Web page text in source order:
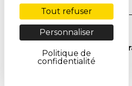
© Société Chimique de
Tout refuser
Personnaliser
Politique de
confidentialité